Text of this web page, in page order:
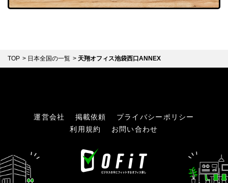
TOP 日本全国の一覧 天翔オフィス池袋西口ANNEX
運営会社 掲載依頼
プライバシーポリシー
利用規約
お問い合わせ